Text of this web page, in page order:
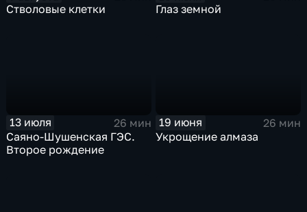
Стволовые клетки
Глаз земной
13 июля
26 мин
Саяно-Шушенская ГЭС.
Второе рождение
19 июня
26 мин
Укрощение алмаза